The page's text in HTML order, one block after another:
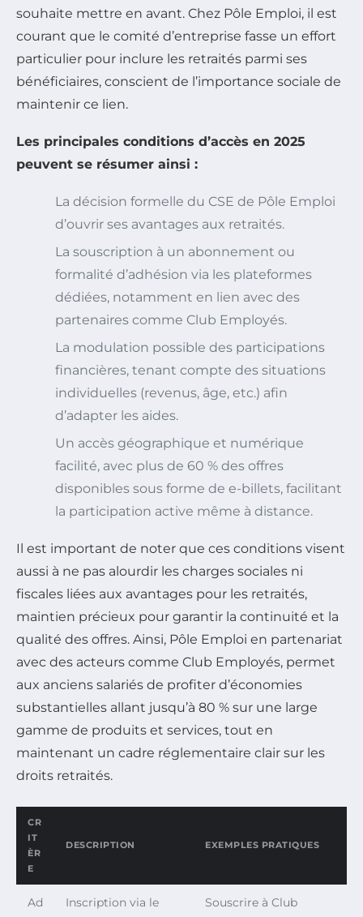
souhaite mettre en avant. Chez Pôle Emploi, il est
courant que le comité d’entreprise fasse un effort
particulier pour inclure les retraités parmi ses
bénéficiaires, conscient de l’importance sociale de
maintenir ce lien.
Les principales conditions d’accès en 2025
peuvent se résumer ainsi :
La décision formelle du CSE de Pôle Emploi
d’ouvrir ses avantages aux retraités.
La souscription à un abonnement ou
formalité d’adhésion via les plateformes
dédiées, notamment en lien avec des
partenaires comme Club Employés.
La modulation possible des participations
financières, tenant compte des situations
individuelles (revenus, âge, etc.) afin
d’adapter les aides.
Un accès géographique et numérique
facilité, avec plus de 60 % des offres
disponibles sous forme de e-billets, facilitant
la participation active même à distance.
Il est important de noter que ces conditions visent
aussi à ne pas alourdir les charges sociales ni
fiscales liées aux avantages pour les retraités,
maintien précieux pour garantir la continuité et la
qualité des offres. Ainsi, Pôle Emploi en partenariat
avec des acteurs comme Club Employés, permet
aux anciens salariés de profiter d’économies
substantielles allant jusqu’à 80 % sur une large
gamme de produits et services, tout en
maintenant un cadre réglementaire clair sur les
droits retraités.
CR
IT
ÈR
E
DESCRIPTION EXEMPLES PRATIQUES
Ad
Inscription via le
Souscrire à Club